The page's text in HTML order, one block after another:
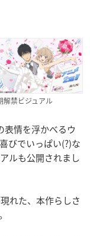
解禁ビジュアル
表情を浮かべるウ
びでいっぱい(?)な
ルも公開されまし
れた、本作らしさ